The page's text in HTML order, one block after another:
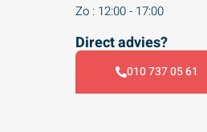
Zo : 12:00 - 17:00
Direct advies?
010 737 05 61